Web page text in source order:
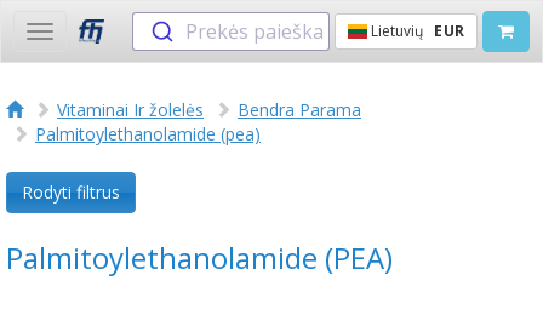
Toggle
navigation
Prekės paieška Lietuvių EUR
Vitaminai Ir žolelės
Bendra Parama
Palmitoylethanolamide (pea)
Rodyti filtrus
Palmitoylethanolamide (PEA)